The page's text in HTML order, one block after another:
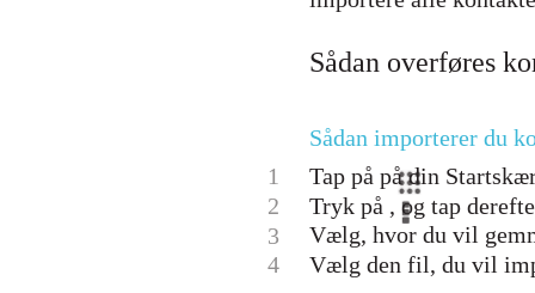
Sådan overføres
Sådan importerer du
1
Tap på på din
2
Tryk på , og tap
3
Vælg, hvor du vil
4
Vælg den fil, du vil